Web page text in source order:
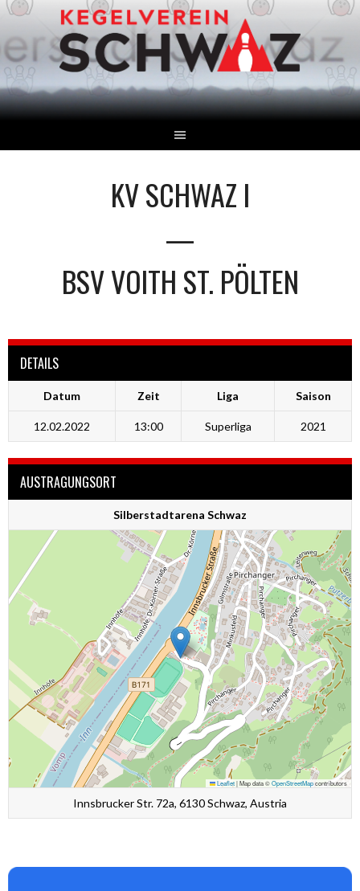
Springe
Inhalt
KV SCHWAZ I
—
BSV VOITH ST. PÖLTEN
DETAILS
Datum Zeit Liga Saison
12.02.2022 13:00 Superliga 2021
AUSTRAGUNGSORT
Silberstadtarena Schwaz
Leaflet|Map data ©OpenStreetMapcontributors
Innsbrucker Str. 72a, 6130 Schwaz, Austria